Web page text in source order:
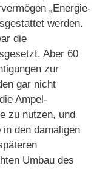
„Energie-
werden.
die
Aber 60
zur
gar nicht
Ampel-
zu nutzen, und
den damaligen
Umbau des